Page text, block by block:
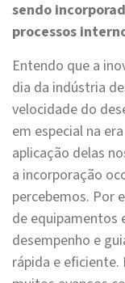
sendo
processos
Entendo que a
dia da indústria
velocidade do
em especial na
aplicação delas
a incorporação
percebemos. Por
de equipamentos
desempenho e
rápida e